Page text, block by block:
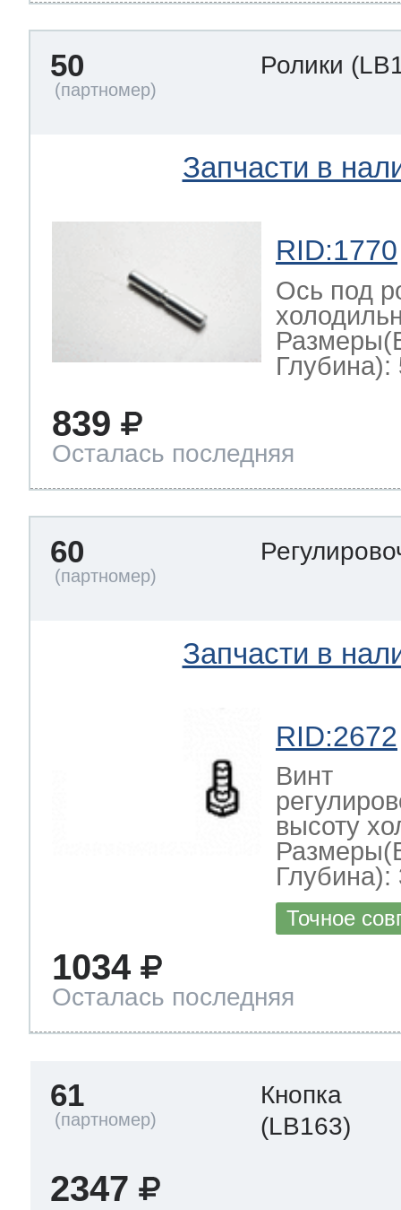
50 Ролики
Запчасти в
RID:1770
Ось под
Глубина):
839
Осталась последняя
60
Запчасти в
RID:2672
Винт
высоту
Глубина):
Точное
1034
Осталась последняя
61
Кнопка
(LB163)
2347